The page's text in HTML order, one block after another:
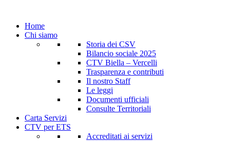
Home
Chi siamo
Storia dei CSV
Bilancio sociale 2025
CTV Biella – Vercelli
Trasparenza e contributi
Il nostro Staff
Le leggi
Documenti ufficiali
Consulte Territoriali
Carta Servizi
CTV per ETS
Accreditati ai servizi